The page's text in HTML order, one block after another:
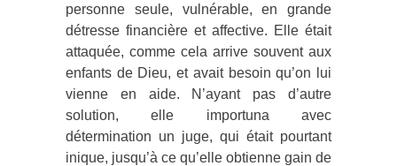
personne seule, vulnérable, en grande
détresse financière et affective. Elle était
attaquée, comme cela arrive souvent aux
enfants de Dieu, et avait besoin qu’on lui
vienne en aide. N’ayant pas d’autre
solution, elle importuna avec
détermination un juge, qui était pourtant
inique, jusqu’à ce qu’elle obtienne gain de